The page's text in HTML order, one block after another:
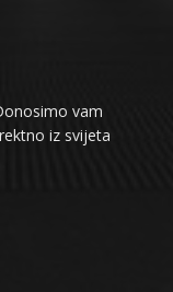
vam
iz svijeta